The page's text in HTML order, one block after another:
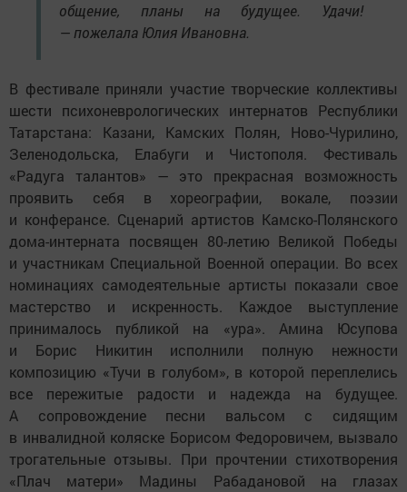
общение, планы на будущее. Удачи!
— пожелала Юлия Ивановна.
В фестивале приняли участие творческие коллективы
шести психоневрологических интернатов Республики
Татарстана: Казани, Камских Полян, Ново-Чурилино,
Зеленодольска, Елабуги и Чистополя. Фестиваль
«Радуга талантов» — это прекрасная возможность
проявить себя в хореографии, вокале, поэзии
и конферансе. Сценарий артистов Камско-Полянского
дома-интерната посвящен 80-летию Великой Победы
и участникам Специальной Военной операции. Во всех
номинациях самодеятельные артисты показали свое
мастерство и искренность. Каждое выступление
принималось публикой на «ура». Амина Юсупова
и Борис Никитин исполнили полную нежности
композицию «Тучи в голубом», в которой переплелись
все пережитые радости и надежда на будущее.
А сопровождение песни вальсом с сидящим
в инвалидной коляске Борисом Федоровичем, вызвало
трогательные отзывы. При прочтении стихотворения
«Плач матери» Мадины Рабадановой на глазах